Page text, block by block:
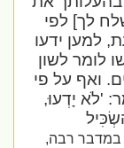
לך] לפי
ידעו
לשון
ואף על פי
'לֹא יָדְעוּ,
רבה,